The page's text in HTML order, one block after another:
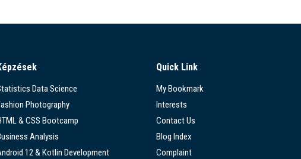
Data Science
Photography
& CSS Bootcamp
Analysis
12 & Kotlin Development
Quick Link
My Bookmark
Interests
Contact Us
Blog Index
Complaint